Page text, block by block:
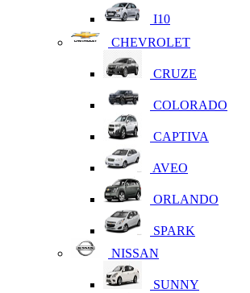
I10
CHEVROLET
CRUZE
COLORADO
CAPTIVA
AVEO
ORLANDO
SPARK
NISSAN
SUNNY